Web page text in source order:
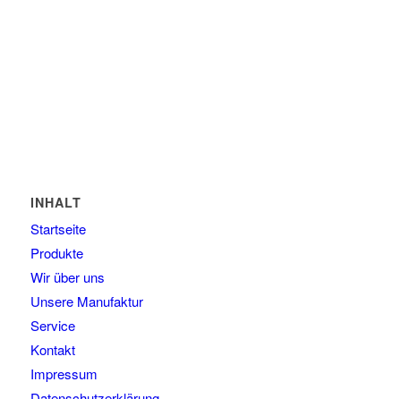
INHALT
Startseite
Produkte
Wir über uns
Unsere Manufaktur
Service
Kontakt
Impressum